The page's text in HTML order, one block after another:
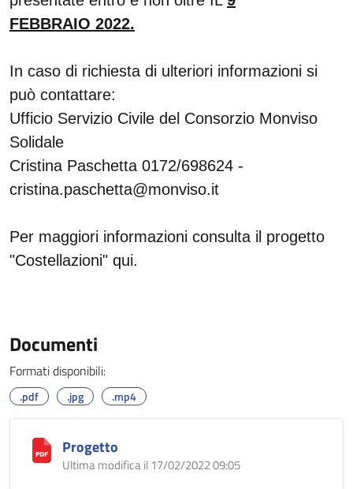
FEBBRAIO 2022.
In caso di richiesta di ulteriori informazioni si
può contattare:
Ufficio Servizio Civile del Consorzio Monviso
Solidale
Cristina Paschetta 0172/698624 -
cristina.paschetta@monviso.it
Per maggiori informazioni consulta il progetto
"Costellazioni" qui.
Documenti
Formati disponibili:
.pdf .jpg .mp4
Progetto
Ultima modifica il 17/02/2022 09:05